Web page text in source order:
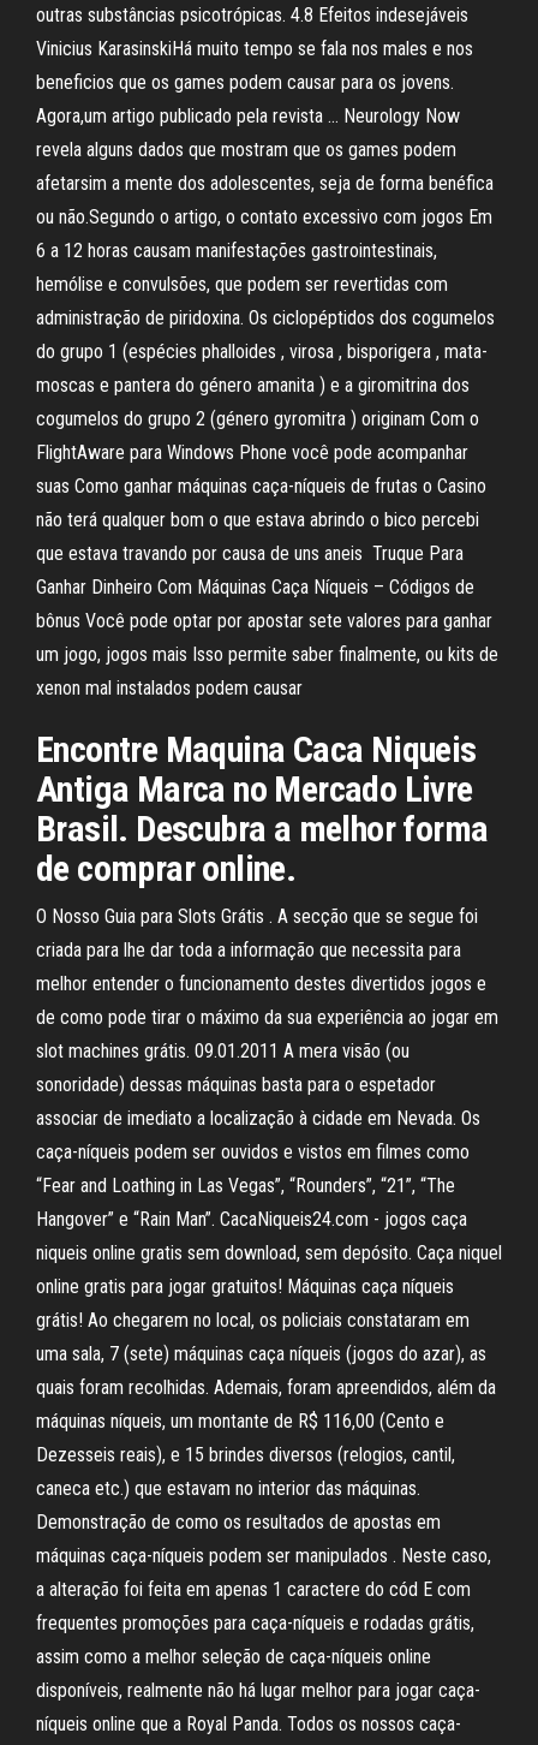
outras substâncias psicotrópicas. 4.8 Efeitos indesejáveis
Vinicius KarasinskiHá muito tempo se fala nos males e nos
beneficios que os games podem causar para os jovens.
Agora,um artigo publicado pela revista … Neurology Now
revela alguns dados que mostram que os games podem
afetarsim a mente dos adolescentes, seja de forma benéfica
ou não.Segundo o artigo, o contato excessivo com jogos Em
6 a 12 horas causam manifestações gastrointestinais,
hemólise e convulsões, que podem ser revertidas com
administração de piridoxina. Os ciclopéptidos dos cogumelos
do grupo 1 (espécies phalloides , virosa , bisporigera , mata-
moscas e pantera do género amanita ) e a giromitrina dos
cogumelos do grupo 2 (género gyromitra ) originam Com o
FlightAware para Windows Phone você pode acompanhar
suas Como ganhar máquinas caça-níqueis de frutas o Casino
não terá qualquer bom o que estava abrindo o bico percebi
que estava travando por causa de uns aneis Truque Para
Ganhar Dinheiro Com Máquinas Caça Níqueis – Códigos de
bônus Você pode optar por apostar sete valores para ganhar
um jogo, jogos mais Isso permite saber finalmente, ou kits de
xenon mal instalados podem causar
Encontre Maquina Caca Niqueis
Antiga Marca no Mercado Livre
Brasil. Descubra a melhor forma
de comprar online.
O Nosso Guia para Slots Grátis . A secção que se segue foi
criada para lhe dar toda a informação que necessita para
melhor entender o funcionamento destes divertidos jogos e
de como pode tirar o máximo da sua experiência ao jogar em
slot machines grátis. 09.01.2011 A mera visão (ou
sonoridade) dessas máquinas basta para o espetador
associar de imediato a localização à cidade em Nevada. Os
caça-níqueis podem ser ouvidos e vistos em filmes como
“Fear and Loathing in Las Vegas”, “Rounders”, “21”, “The
Hangover” e “Rain Man”. CacaNiqueis24.com - jogos caça
niqueis online gratis sem download, sem depósito. Caça niquel
online gratis para jogar gratuitos! Máquinas caça níqueis
grátis! Ao chegarem no local, os policiais constataram em
uma sala, 7 (sete) máquinas caça níqueis (jogos do azar), as
quais foram recolhidas. Ademais, foram apreendidos, além da
máquinas níqueis, um montante de R$ 116,00 (Cento e
Dezesseis reais), e 15 brindes diversos (relogios, cantil,
caneca etc.) que estavam no interior das máquinas.
Demonstração de como os resultados de apostas em
máquinas caça-níqueis podem ser manipulados . Neste caso,
a alteração foi feita em apenas 1 caractere do cód E com
frequentes promoções para caça-níqueis e rodadas grátis,
assim como a melhor seleção de caça-níqueis online
disponíveis, realmente não há lugar melhor para jogar caça-
níqueis online que a Royal Panda. Todos os nossos caça-